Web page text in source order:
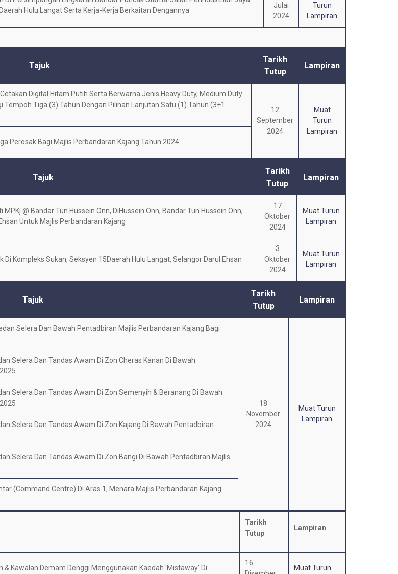
Hulu Langat Serta Kerja-Kerja Berkaitan Dengannya
Julai
2024
Turun
Lampiran
Tajuk
Tarikh
Tutup
Lampiran
Digital Hitam Putih Serta Berwarna Jenis Heavy Duty, Medium Duty
Tempoh Tiga (3) Tahun Dengan Pilihan Lanjutan Satu (1) Tahun (3+1
12
September
2024
Muat
Turun
Lampiran
Perosak Bagi Majlis Perbandaran Kajang Tahun 2024
Tajuk
Tarikh
Tutup
Lampiran
@ Bandar Tun Hussein Onn, DiHussein Onn, Bandar Tun Hussein Onn,
Untuk Majlis Perbandaran Kajang
17
Oktober
2024
Muat Turun
Lampiran
Kompleks Sukan, Seksyen 15Daerah Hulu Langat, Selangor Darul Ehsan
3
Oktober
2024
Muat Turun
Lampiran
Tajuk
Tarikh
Tutup
Lampiran
Selera Dan Bawah Pentadbiran Majlis Perbandaran Kajang Bagi
18
November
2024
Muat Turun
Lampiran
Selera Dan Tandas Awam Di Zon Cheras Kanan Di Bawah
Selera Dan Tandas Awam Di Zon Semenyih & Beranang Di Bawah
Selera Dan Tandas Awam Di Zon Kajang Di Bawah Pentadbiran
Selera Dan Tandas Awam Di Zon Bangi Di Bawah Pentadbiran Majlis
(Command Centre) Di Aras 1, Menara Majlis Perbandaran Kajang
Tarikh
Tutup
Lampiran
Kawalan Demam Denggi Menggunakan Kaedah 'Mistaway' Di
16
Muat Turun